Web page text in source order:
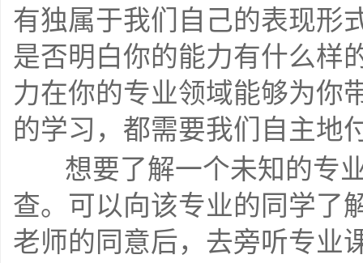
有独属于我们自己的表现形
是否明白你的能力有什么样
力在你的专业领域能够为你
的学习，都需要我们自主地
查。可以向该专业的同学了
老师的同意后，去旁听专业